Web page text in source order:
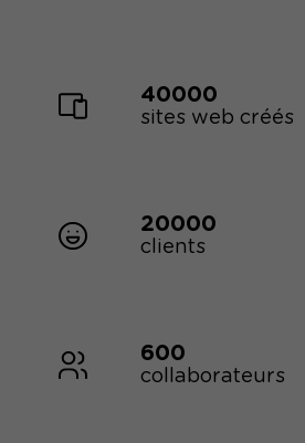
40000
sites web créés
20000
clients
600
collaborateurs